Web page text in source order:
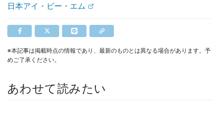
日本アイ・ビー・エム
※本記事は掲載時点の情報であり、最新のものとは異なる場合があります。予
めご了承ください。
あわせて読みたい